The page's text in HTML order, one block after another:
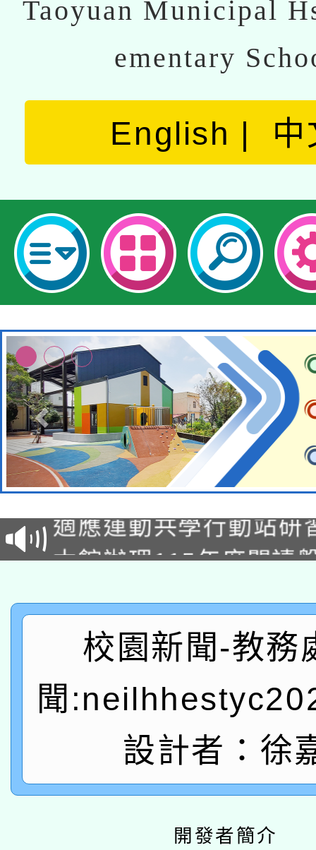
Taoyuan Municipal
ementary
English 中
本校115學年度第2次
招甄選結果公告(無人
招)
適應運動共學行動站研
本館辦理115年度閱讀
礎課程
A3數位素養講師名單
「數位內容與教學軟
pilot」
有關大陸委員會函釋公
薪期間赴陸應申請許可
轉知經濟部水利署委託
業技術研究院辦理「
115年8月22日(星期六
桃園市孔廟祈福系列
開 智慧啟航」
2026年桃園地景藝術
本校115學年度第2次
校園新聞-教務
聞
設計者：徐
開發者簡介